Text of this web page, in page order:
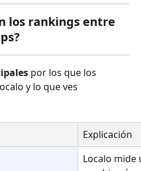
los rankings entre
por los que los
y lo que ves
Explicación
Localo mide